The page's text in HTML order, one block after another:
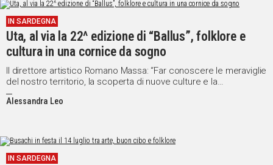
WHATSAPP
Social
IN SARDEGNA
Uta, al via la 22^ edizione di “Ballus”, folklore e
cultura in una cornice da sogno
Il direttore artistico Romano Massa: “Far conoscere le meraviglie
del nostro territorio, la scoperta di nuove culture e la
condivisione di valori e tradizioni sono i nostri obiettivi”
Alessandra Leo
IN SARDEGNA